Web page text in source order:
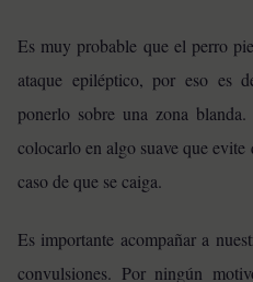
Es muy probable que el perro
ataque epiléptico, por eso es
ponerlo sobre una zona
colocarlo en algo suave que
caso de que se caiga.
Es importante acompañar a
convulsiones. Por ningún